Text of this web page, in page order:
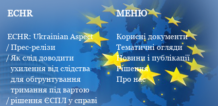
ECHR
ECHR: Ukrainian Aspect
Прес-релізи
Як слід доводити
ухилення від слідства
для обгрунтування
тримання під вартою
рішення ЄСПЛ у справі
МЕНЮ
Корисні документи
Тематичні огляди
Новини і публікації
Рішення
Про нас